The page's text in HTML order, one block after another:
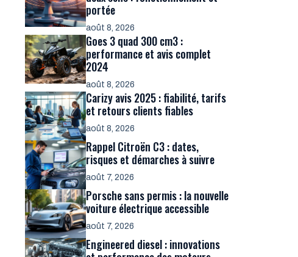
portée
août 8, 2026
Goes 3 quad 300 cm3 :
performance et avis complet
2024
août 8, 2026
Carizy avis 2025 : fiabilité, tarifs
et retours clients fiables
août 8, 2026
Rappel Citroën C3 : dates,
risques et démarches à suivre
août 7, 2026
Porsche sans permis : la nouvelle
voiture électrique accessible
août 7, 2026
Engineered diesel : innovations